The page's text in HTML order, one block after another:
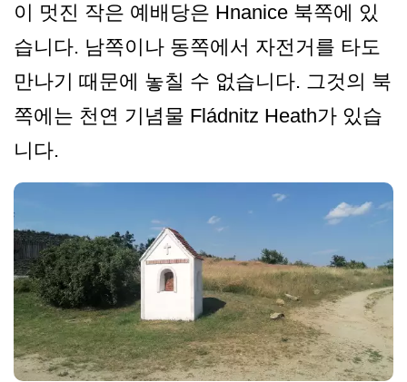
이 멋진 작은 예배당은 Hnanice 북쪽에 있
습니다. 남쪽이나 동쪽에서 자전거를 타도
만나기 때문에 놓칠 수 없습니다. 그것의 북
쪽에는 천연 기념물 Fládnitz Heath가 있습
니다.